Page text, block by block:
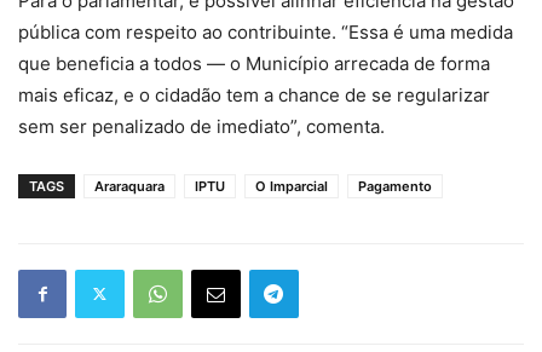
pública com respeito ao contribuinte. “Essa é uma medida
que beneficia a todos — o Município arrecada de forma
mais eficaz, e o cidadão tem a chance de se regularizar
sem ser penalizado de imediato”, comenta.
TAGS Araraquara IPTU O Imparcial Pagamento